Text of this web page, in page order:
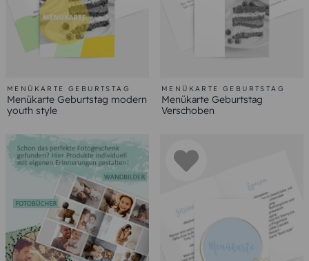
MENÜKARTE GEBURTSTAG
Menükarte Geburtstag modern
youth style
MENÜKARTE GEBURTSTAG
Menükarte Geburtstag
Verschoben